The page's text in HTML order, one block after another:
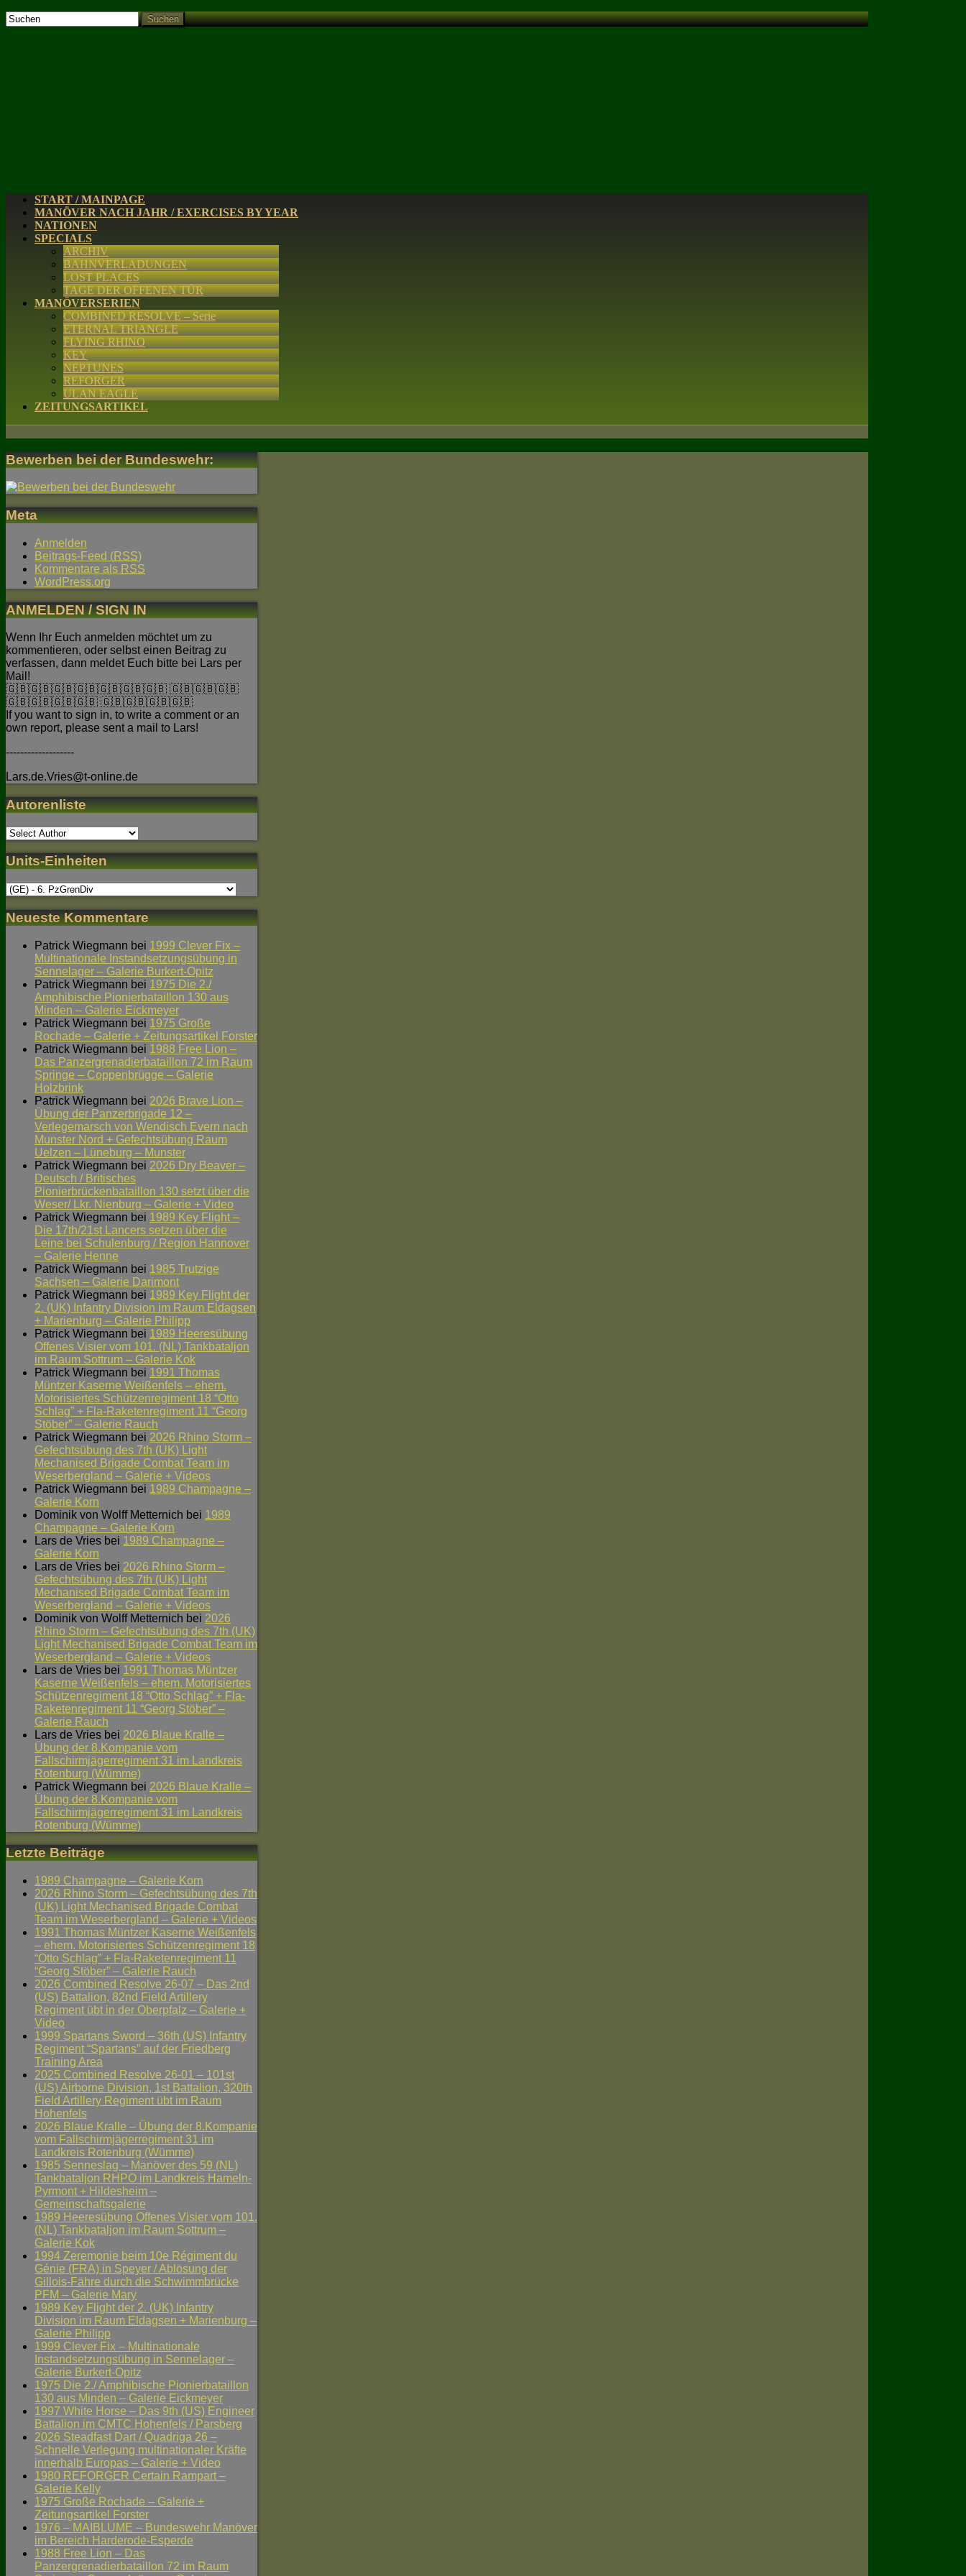
Suchen
START / MAINPAGE
MANÖVER NACH JAHR / EXERCISES BY YEAR
NATIONEN
SPECIALS
ARCHIV
BAHNVERLADUNGEN
LOST PLACES
TAGE DER OFFENEN TÜR
MANÖVERSERIEN
COMBINED RESOLVE – Serie
ETERNAL TRIANGLE
FLYING RHINO
KEY
NEPTUNES
REFORGER
ULAN EAGLE
ZEITUNGSARTIKEL
Bewerben bei der Bundeswehr:
Meta
Anmelden
Beitrags-Feed (RSS)
Kommentare als RSS
WordPress.org
ANMELDEN / SIGN IN
Wenn Ihr Euch anmelden möchtet um zu
kommentieren, oder selbst einen Beitrag zu
verfassen, dann meldet Euch bitte bei Lars per
Mail!
🇬🇧🇬🇧🇬🇧🇬🇧🇬🇧🇬🇧🇬🇧 🇬🇧🇬🇧🇬🇧
🇬🇧🇬🇧🇬🇧🇬🇧 🇬🇧🇬🇧🇬🇧🇬🇧
If you want to sign in, to write a comment or an
own report, please sent a mail to Lars!
-------------------
Lars.de.Vries@t-online.de
Autorenliste
Units-Einheiten
Neueste Kommentare
Patrick Wiegmann bei 1999 Clever Fix –
Multinationale Instandsetzungsübung in
Sennelager – Galerie Burkert-Opitz
Patrick Wiegmann bei 1975 Die 2./
Amphibische Pionierbataillon 130 aus
Minden – Galerie Eickmeyer
Patrick Wiegmann bei 1975 Große
Rochade – Galerie + Zeitungsartikel Forster
Patrick Wiegmann bei 1988 Free Lion –
Das Panzergrenadierbataillon 72 im Raum
Springe – Coppenbrügge – Galerie
Holzbrink
Patrick Wiegmann bei 2026 Brave Lion –
Übung der Panzerbrigade 12 –
Verlegemarsch von Wendisch Evern nach
Munster Nord + Gefechtsübung Raum
Uelzen – Lüneburg – Munster
Patrick Wiegmann bei 2026 Dry Beaver –
Deutsch / Britisches
Pionierbrückenbataillon 130 setzt über die
Weser/ Lkr. Nienburg – Galerie + Video
Patrick Wiegmann bei 1989 Key Flight –
Die 17th/21st Lancers setzen über die
Leine bei Schulenburg / Region Hannover
– Galerie Henne
Patrick Wiegmann bei 1985 Trutzige
Sachsen – Galerie Darimont
Patrick Wiegmann bei 1989 Key Flight der
2. (UK) Infantry Division im Raum Eldagsen
+ Marienburg – Galerie Philipp
Patrick Wiegmann bei 1989 Heeresübung
Offenes Visier vom 101. (NL) Tankbataljon
im Raum Sottrum – Galerie Kok
Patrick Wiegmann bei 1991 Thomas
Müntzer Kaserne Weißenfels – ehem.
Motorisiertes Schützenregiment 18 “Otto
Schlag” + Fla-Raketenregiment 11 “Georg
Stöber” – Galerie Rauch
Patrick Wiegmann bei 2026 Rhino Storm –
Gefechtsübung des 7th (UK) Light
Mechanised Brigade Combat Team im
Weserbergland – Galerie + Videos
Patrick Wiegmann bei 1989 Champagne –
Galerie Korn
Dominik von Wolff Metternich bei 1989
Champagne – Galerie Korn
Lars de Vries bei 1989 Champagne –
Galerie Korn
Lars de Vries bei 2026 Rhino Storm –
Gefechtsübung des 7th (UK) Light
Mechanised Brigade Combat Team im
Weserbergland – Galerie + Videos
Dominik von Wolff Metternich bei 2026
Rhino Storm – Gefechtsübung des 7th (UK)
Light Mechanised Brigade Combat Team im
Weserbergland – Galerie + Videos
Lars de Vries bei 1991 Thomas Müntzer
Kaserne Weißenfels – ehem. Motorisiertes
Schützenregiment 18 “Otto Schlag” + Fla-
Raketenregiment 11 “Georg Stöber” –
Galerie Rauch
Lars de Vries bei 2026 Blaue Kralle –
Übung der 8.Kompanie vom
Fallschirmjägerregiment 31 im Landkreis
Rotenburg (Wümme)
Patrick Wiegmann bei 2026 Blaue Kralle –
Übung der 8.Kompanie vom
Fallschirmjägerregiment 31 im Landkreis
Rotenburg (Wümme)
Letzte Beiträge
1989 Champagne – Galerie Korn
2026 Rhino Storm – Gefechtsübung des 7th
(UK) Light Mechanised Brigade Combat
Team im Weserbergland – Galerie + Videos
1991 Thomas Müntzer Kaserne Weißenfels
– ehem. Motorisiertes Schützenregiment 18
“Otto Schlag” + Fla-Raketenregiment 11
“Georg Stöber” – Galerie Rauch
2026 Combined Resolve 26-07 – Das 2nd
(US) Battalion, 82nd Field Artillery
Regiment übt in der Oberpfalz – Galerie +
Video
1999 Spartans Sword – 36th (US) Infantry
Regiment “Spartans” auf der Friedberg
Training Area
2025 Combined Resolve 26-01 – 101st
(US) Airborne Division, 1st Battalion, 320th
Field Artillery Regiment übt im Raum
Hohenfels
2026 Blaue Kralle – Übung der 8.Kompanie
vom Fallschirmjägerregiment 31 im
Landkreis Rotenburg (Wümme)
1985 Senneslag – Manöver des 59 (NL)
Tankbataljon RHPO im Landkreis Hameln-
Pyrmont + Hildesheim –
Gemeinschaftsgalerie
1989 Heeresübung Offenes Visier vom 101.
(NL) Tankbataljon im Raum Sottrum –
Galerie Kok
1994 Zeremonie beim 10e Régiment du
Génie (FRA) in Speyer / Ablösung der
Gillois-Fähre durch die Schwimmbrücke
PFM – Galerie Mary
1989 Key Flight der 2. (UK) Infantry
Division im Raum Eldagsen + Marienburg –
Galerie Philipp
1999 Clever Fix – Multinationale
Instandsetzungsübung in Sennelager –
Galerie Burkert-Opitz
1975 Die 2./ Amphibische Pionierbataillon
130 aus Minden – Galerie Eickmeyer
1997 White Horse – Das 9th (US) Engineer
Battalion im CMTC Hohenfels / Parsberg
2026 Steadfast Dart / Quadriga 26 –
Schnelle Verlegung multinationaler Kräfte
innerhalb Europas – Galerie + Video
1980 REFORGER Certain Rampart –
Galerie Kelly
1975 Große Rochade – Galerie +
Zeitungsartikel Forster
1976 – MAIBLUME – Bundeswehr Manöver
im Bereich Harderode-Esperde
1988 Free Lion – Das
Panzergrenadierbataillon 72 im Raum